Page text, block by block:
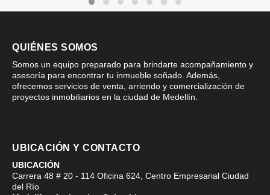
QUIÉNES SOMOS
Somos un equipo preparado para brindarte acompañamiento y
asesoría para encontrar tu inmueble soñado. Además,
ofrecemos servicios de venta, arriendo y comercialización de
proyectos inmobiliarios en la ciudad de Medellín.
UBICACIÓN Y CONTACTO
UBICACIÓN
Carrera 48 # 20 - 114 Oficina 624, Centro Empresarial Ciudad
del Río